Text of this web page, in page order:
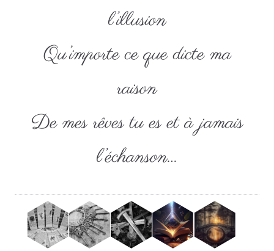
l’illusion
Qu’importe ce que dicte ma
raison
De mes rêves tu es et à jamais
l’échanson…